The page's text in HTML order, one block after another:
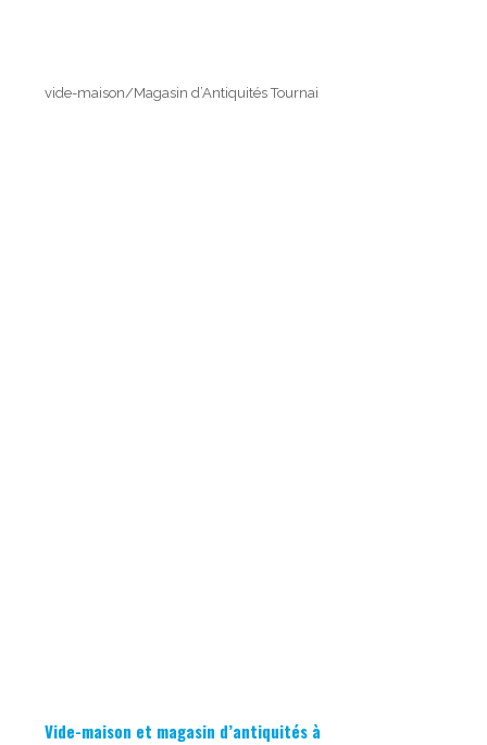
vide-maison/Magasin d’Antiquités Tournai
Vide-maison et magasin d’antiquités à